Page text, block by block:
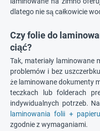
dlatego nie są całkowicie
Czy folie do
ciąć?
Tak, materiały laminowane
problemów i bez
że laminowane dokumenty
teczkach lub folderach
indywidualnych potrzeb.
laminowania folii + papieru
zgodnie z wymaganiami.